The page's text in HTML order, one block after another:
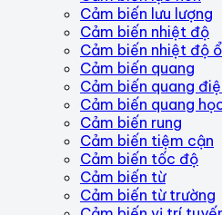
Cảm biến lưu lượng
Cảm biến nhiệt độ
Cảm biến nhiệt độ
Cảm biến quang
Cảm biến quang
Cảm biến quang
Cảm biến rung
Cảm biến tiệm cận
Cảm biến tốc độ
Cảm biến từ
Cảm biến từ trường